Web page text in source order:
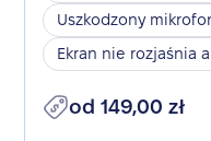
Uszkodzony
Ekran nie rozjaśnia
od 149,00 zł